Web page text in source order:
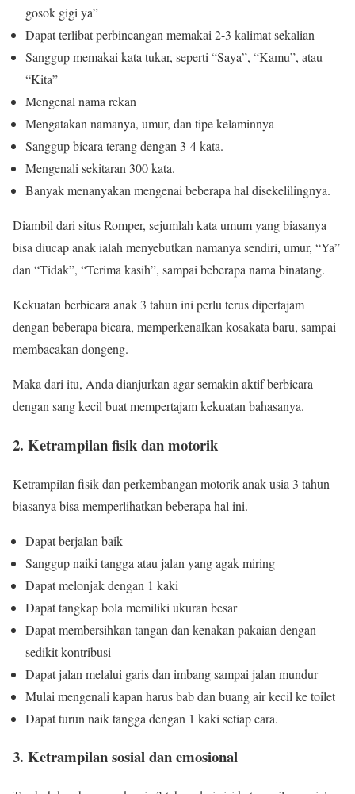
gosok gigi ya”
Dapat terlibat perbincangan memakai 2-3 kalimat sekalian
Sanggup memakai kata tukar, seperti “Saya”, “Kamu”, atau
“Kita”
Mengenal nama rekan
Mengatakan namanya, umur, dan tipe kelaminnya
Sanggup bicara terang dengan 3-4 kata.
Mengenali sekitaran 300 kata.
Banyak menanyakan mengenai beberapa hal disekelilingnya.
Diambil dari situs Romper, sejumlah kata umum yang biasanya
bisa diucap anak ialah menyebutkan namanya sendiri, umur, “Ya”
dan “Tidak”, “Terima kasih”, sampai beberapa nama binatang.
Kekuatan berbicara anak 3 tahun ini perlu terus dipertajam
dengan beberapa bicara, memperkenalkan kosakata baru, sampai
membacakan dongeng.
Maka dari itu, Anda dianjurkan agar semakin aktif berbicara
dengan sang kecil buat mempertajam kekuatan bahasanya.
2. Ketrampilan fisik dan motorik
Ketrampilan fisik dan perkembangan motorik anak usia 3 tahun
biasanya bisa memperlihatkan beberapa hal ini.
Dapat berjalan baik
Sanggup naiki tangga atau jalan yang agak miring
Dapat melonjak dengan 1 kaki
Dapat tangkap bola memiliki ukuran besar
Dapat membersihkan tangan dan kenakan pakaian dengan
sedikit kontribusi
Dapat jalan melalui garis dan imbang sampai jalan mundur
Mulai mengenali kapan harus bab dan buang air kecil ke toilet
Dapat turun naik tangga dengan 1 kaki setiap cara.
3. Ketrampilan sosial dan emosional